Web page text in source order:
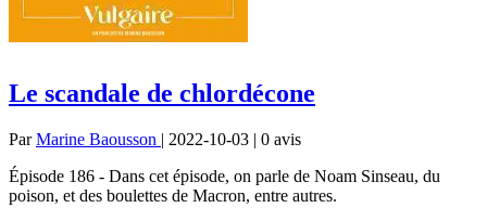
Le scandale de chlordécone
ParMarine Baousson | 2022-10-03 | 0 avis
Épisode 186 - Dans cet épisode, on parle de Noam Sinseau, du
poison, et des boulettes de Macron, entre autres.